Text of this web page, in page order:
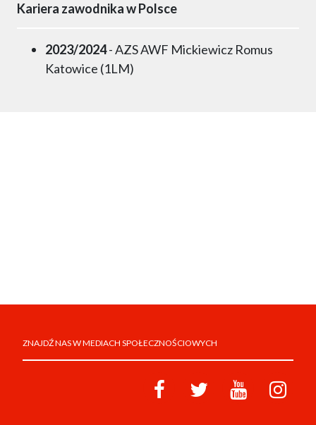
Kariera zawodnika w Polsce
2023/2024- AZS AWF Mickiewicz Romus
Katowice (1LM)
ZNAJDŹ NAS W MEDIACH SPOŁECZNOŚCIOWYCH